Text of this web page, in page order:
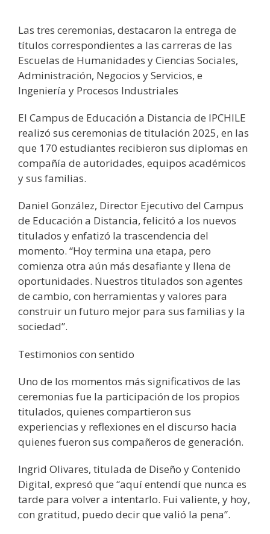
Las tres ceremonias, destacaron la entrega de
títulos correspondientes a las carreras de las
Escuelas de Humanidades y Ciencias Sociales,
Administración, Negocios y Servicios, e
Ingeniería y Procesos Industriales
El Campus de Educación a Distancia de IPCHILE
realizó sus ceremonias de titulación 2025, en las
que 170 estudiantes recibieron sus diplomas en
compañía de autoridades, equipos académicos
y sus familias.
Daniel González, Director Ejecutivo del Campus
de Educación a Distancia, felicitó a los nuevos
titulados y enfatizó la trascendencia del
momento. “Hoy termina una etapa, pero
comienza otra aún más desafiante y llena de
oportunidades. Nuestros titulados son agentes
de cambio, con herramientas y valores para
construir un futuro mejor para sus familias y la
sociedad”.
Testimonios con sentido
Uno de los momentos más significativos de las
ceremonias fue la participación de los propios
titulados, quienes compartieron sus
experiencias y reflexiones en el discurso hacia
quienes fueron sus compañeros de generación.
Ingrid Olivares, titulada de Diseño y Contenido
Digital, expresó que “aquí entendí que nunca es
tarde para volver a intentarlo. Fui valiente, y hoy,
con gratitud, puedo decir que valió la pena”.